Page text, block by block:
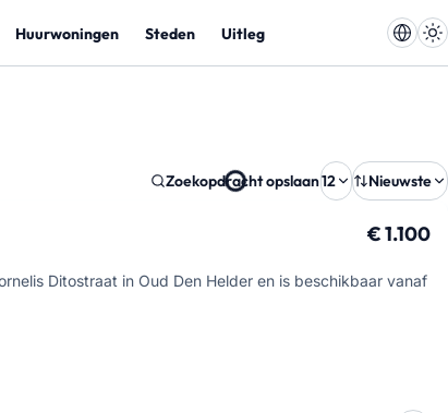
Huurwoningen Steden Uitleg
Zoekopdracht opslaan12 Nieuwste
€ 1.100
Ditostraat in Oud Den Helder en is beschikbaar vanaf